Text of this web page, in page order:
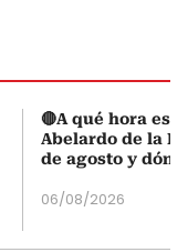
🔴A qué hora es
Abelardo de la
de agosto y
06/08/2026